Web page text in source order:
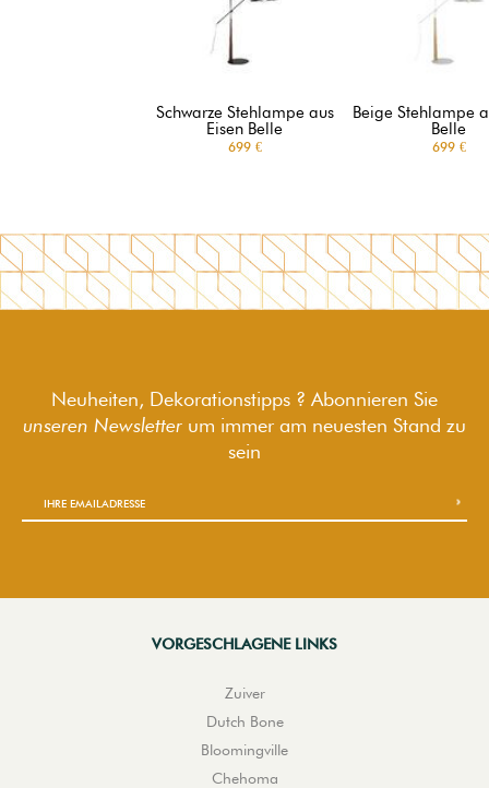
Schwarze Stehlampe aus
Eisen Belle
699 €
Beige Stehlampe
Belle
699 €
Neuheiten, Dekorationstipps ? Abonnieren Sie
unseren Newsletter um immer am neuesten Stand zu
sein
VORGESCHLAGENE LINKS
Zuiver
Dutch Bone
Bloomingville
Chehoma